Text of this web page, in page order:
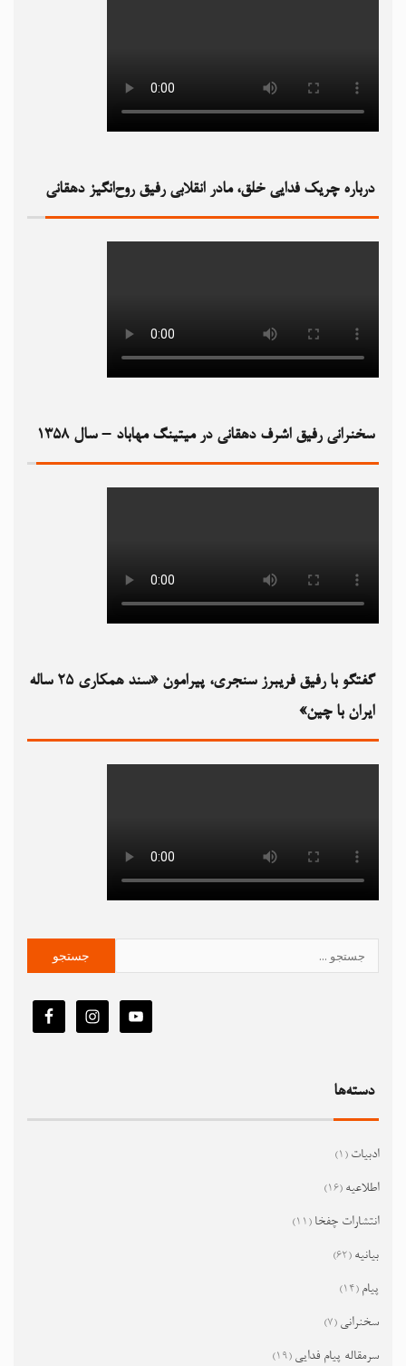
درباره چریک فدایی خلق، مادر انقلابی رفیق روح‌انگیز دهقانی
سخنرانی رفیق اشرف دهقانی در میتینگ مهاباد – سال ۱۳۵۸
گفتگو با رفیق فریبرز سنجری، پیرامون «سند همکاری ۲۵ ساله
ایران با چین»
دسته‌ها
ادبیات (1)
اطلاعیه (16)
انتشارات چفخا (11)
بیانیه (62)
پیام (14)
سخنرانی (7)
سرمقاله پیام فدایی (19)